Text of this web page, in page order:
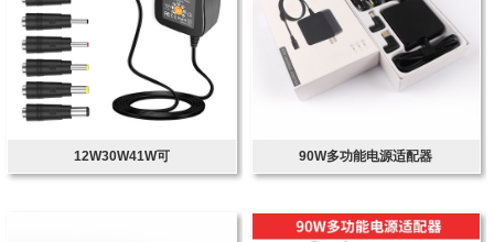
12W30W41W可 90W多功能电源适配器